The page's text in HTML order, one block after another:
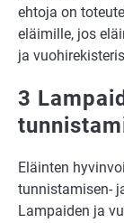
ehtoja on
eläimille, jos
ja
3
Eläinten
tunnistamisen-
Lampaiden ja